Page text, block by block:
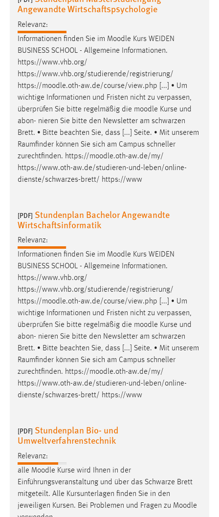
Angewandte Wirtschaftspsychologie
Relevanz:
Informationen finden Sie im Moodle Kurs WEIDEN
BUSINESS SCHOOL - Allgemeine Informationen.
https://www.vhb.org/
https://www.vhb.org/studierende/registrierung/
https://moodle.oth-aw.de/course/view.php [...] • Um
wichtige Informationen und Fristen nicht zu verpassen,
überprüfen Sie bitte regelmäßig die moodle Kurse und
abon- nieren Sie bitte den Newsletter am schwarzen
Brett. • Bitte beachten Sie, dass [...] Seite. • Mit unserem
Raumfinder können Sie sich am Campus schneller
zurechtfinden. https://moodle.oth-aw.de/my/
https://www.oth-aw.de/studieren-und-leben/online-
dienste/schwarzes-brett/ https://www
[PDF] Stundenplan Bachelor Angewandte
Wirtschaftsinformatik
Relevanz:
Informationen finden Sie im Moodle Kurs WEIDEN
BUSINESS SCHOOL - Allgemeine Informationen.
https://www.vhb.org/
https://www.vhb.org/studierende/registrierung/
https://moodle.oth-aw.de/course/view.php [...] • Um
wichtige Informationen und Fristen nicht zu verpassen,
überprüfen Sie bitte regelmäßig die moodle Kurse und
abon- nieren Sie bitte den Newsletter am schwarzen
Brett. • Bitte beachten Sie, dass [...] Seite. • Mit unserem
Raumfinder können Sie sich am Campus schneller
zurechtfinden. https://moodle.oth-aw.de/my/
https://www.oth-aw.de/studieren-und-leben/online-
dienste/schwarzes-brett/ https://www
[PDF] Stundenplan Bio- und
Umweltverfahrenstechnik
Relevanz:
alle Moodle Kurse wird Ihnen in der
Einführungsveranstaltung und über das Schwarze Brett
mitgeteilt. Alle Kursunterlagen finden Sie in den
jeweiligen Kursen. Bei Problemen und Fragen zu Moodle